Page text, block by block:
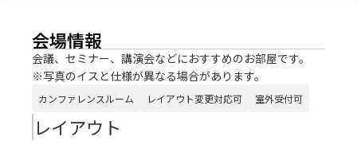
会場情報
会議、セミナー、講演会などにおすすめのお部屋です。
※写真のイスと仕様が異なる場合があります。
カンファレンスルーム レイアウト変更対応可 室外受付可
レイアウト